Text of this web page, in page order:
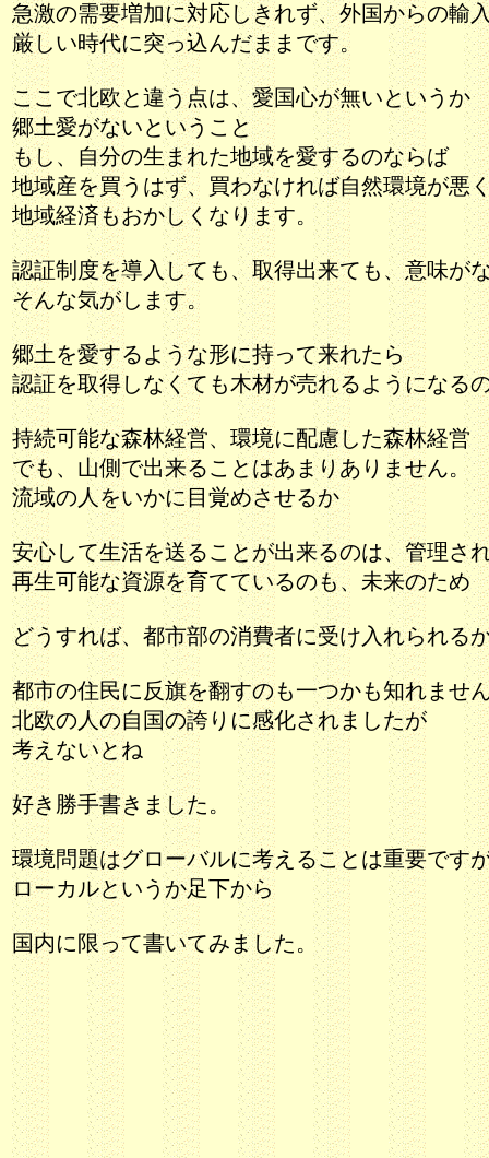
急激の需要増加に対応しきれず、外国からの輸
厳しい時代に突っ込んだままです。
ここで北欧と違う点は、愛国心が無いというか
郷土愛がないということ
もし、自分の生まれた地域を愛するのならば
地域産を買うはず、買わなければ自然環境が悪
地域経済もおかしくなります。
認証制度を導入しても、取得出来ても、意味が
そんな気がします。
郷土を愛するような形に持って来れたら
認証を取得しなくても木材が売れるようになる
持続可能な森林経営、環境に配慮した森林経営
でも、山側で出来ることはあまりありません。
流域の人をいかに目覚めさせるか
安心して生活を送ることが出来るのは、管理さ
再生可能な資源を育てているのも、未来のため
どうすれば、都市部の消費者に受け入れられる
都市の住民に反旗を翻すのも一つかも知れませ
北欧の人の自国の誇りに感化されましたが
考えないとね
好き勝手書きました。
環境問題はグローバルに考えることは重要です
ローカルというか足下から
国内に限って書いてみました。